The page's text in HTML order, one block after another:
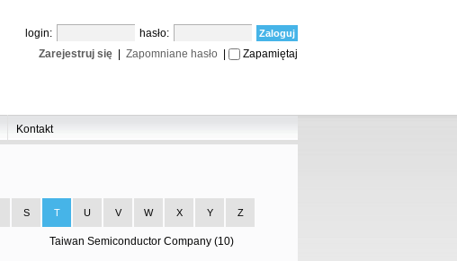
login:
hasło:
Zarejestruj się
Zapomniane hasło Zapamiętaj
Kontakt
S T U V W X Y Z
Taiwan Semiconductor Company (10)